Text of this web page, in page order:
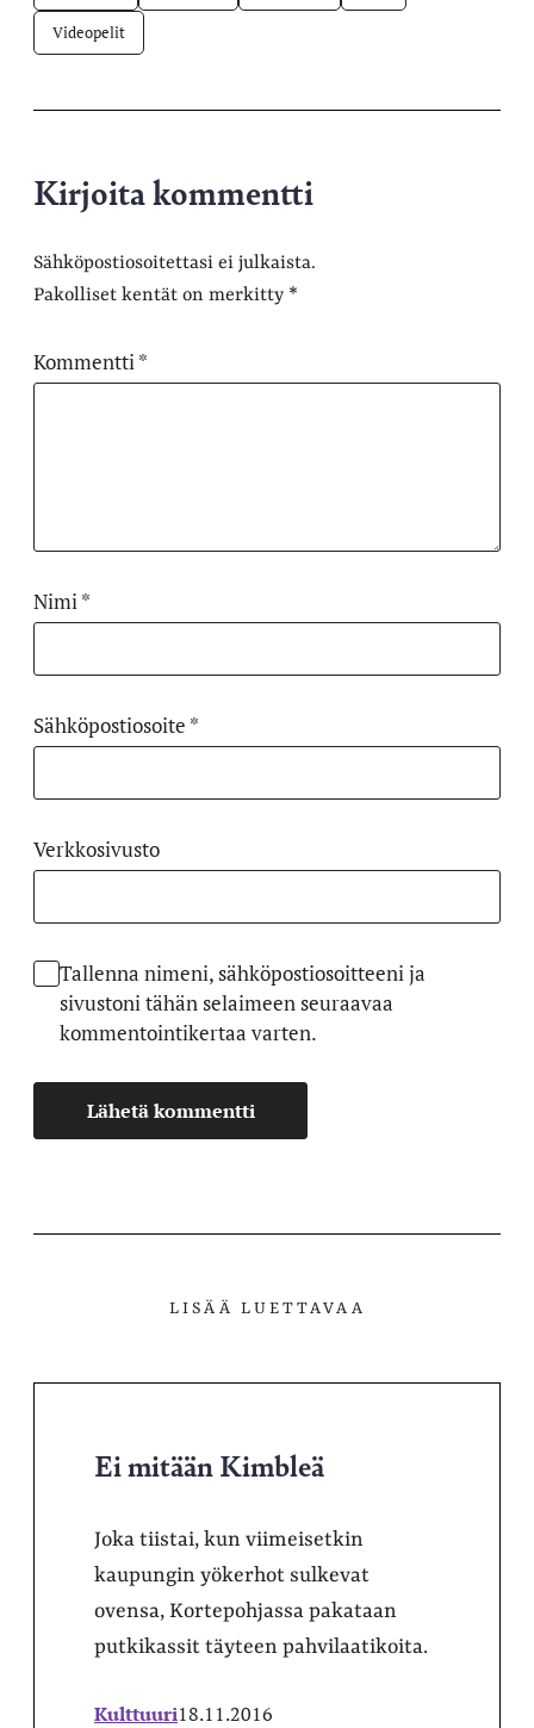
Videopelit
Kirjoita kommentti
Sähköpostiosoitettasi ei julkaista.
Pakolliset kentät on merkitty *
Kommentti*
Nimi*
Sähköpostiosoite *
Verkkosivusto
Tallenna nimeni, sähköpostiosoitteeni ja
sivustoni tähän selaimeen seuraavaa
kommentointikertaa varten.
LISÄÄ LUETTAVAA
Ei mitään Kimbleä
Joka tiistai, kun viimeisetkin
kaupungin yökerhot sulkevat
ovensa, Kortepohjassa pakataan
putkikassit täyteen pahvilaatikoita.
Kulttuuri18.11.2016